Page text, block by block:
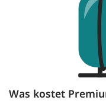
Was kostet